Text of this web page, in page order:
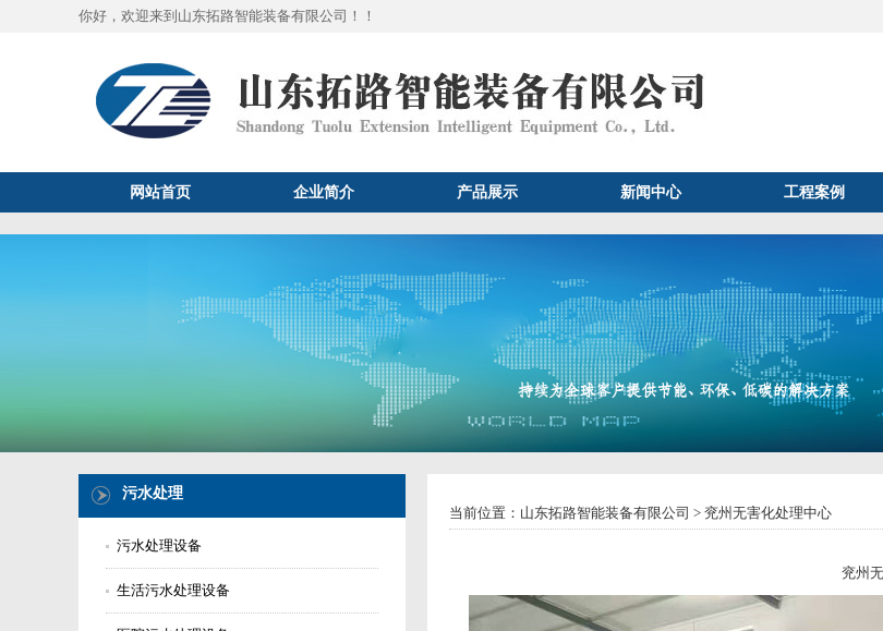
你好，欢迎来到山东拓路智能装备有限公司！！
网站首页 企业简介 产品展示 新闻中心 工程案例
污水处理
污水处理设备
生活污水处理设备
当前位置： 山东拓路智能装备有限公司 > 兖州无害化处理中心
兖州